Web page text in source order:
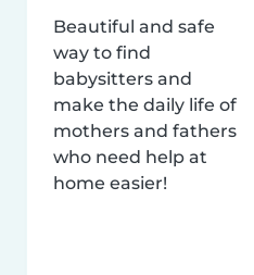
Beautiful and safe
way to find
babysitters and
make the daily life of
mothers and fathers
who need help at
home easier!